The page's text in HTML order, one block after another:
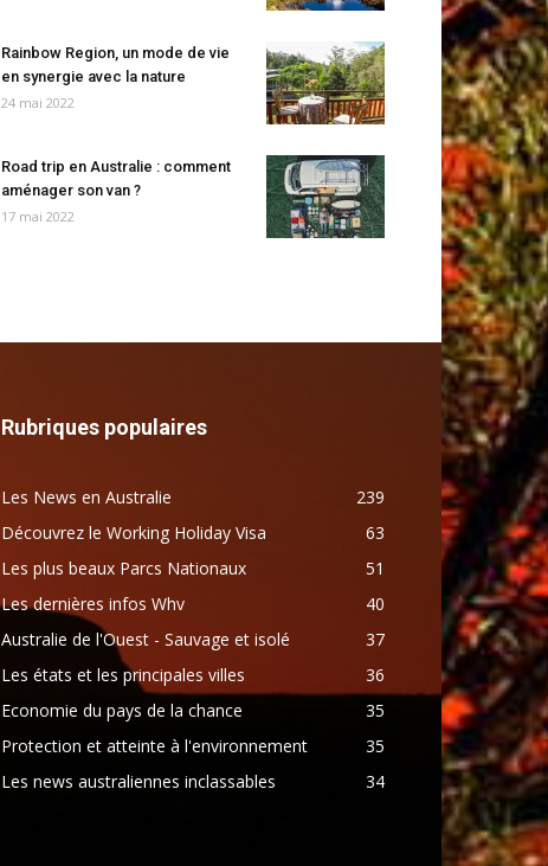
Rainbow Region, un mode de vie
en synergie avec la nature
24 mai 2022
Road trip en Australie : comment
aménager son van ?
17 mai 2022
Rubriques populaires
Les News en Australie
239
Découvrez le Working Holiday Visa
63
Les plus beaux Parcs Nationaux
51
Les dernières infos Whv
40
Australie de l'Ouest - Sauvage et isolé
37
Les états et les principales villes
36
Economie du pays de la chance
35
Protection et atteinte à l'environnement
35
Les news australiennes inclassables
34